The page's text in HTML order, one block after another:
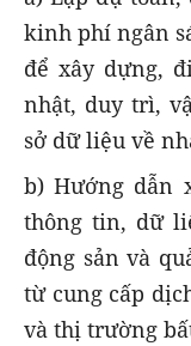
kinh phí ngân
để xây dựng,
nhật, duy trì,
sở dữ liệu về
b) Hướng dẫn
thông tin, dữ
động sản và
từ cung cấp
và thị trường